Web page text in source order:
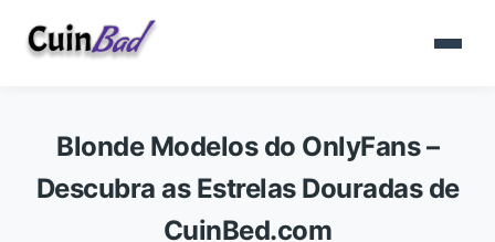
Blonde Modelos do OnlyFans –
Descubra as Estrelas Douradas de
CuinBed.com